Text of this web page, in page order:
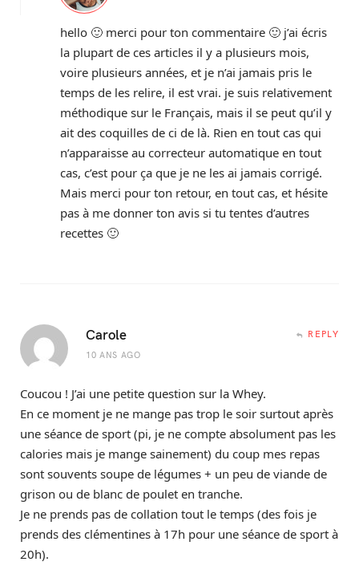
hello 🙂 merci pour ton commentaire 🙂 j’ai écris
la plupart de ces articles il y a plusieurs mois,
voire plusieurs années, et je n’ai jamais pris le
temps de les relire, il est vrai. je suis relativement
méthodique sur le Français, mais il se peut qu’il y
ait des coquilles de ci de là. Rien en tout cas qui
n’apparaisse au correcteur automatique en tout
cas, c’est pour ça que je ne les ai jamais corrigé.
Mais merci pour ton retour, en tout cas, et hésite
pas à me donner ton avis si tu tentes d’autres
recettes 🙂
Carole
10 ANS AGO
REPLY
Coucou ! J’ai une petite question sur la Whey.
En ce moment je ne mange pas trop le soir surtout après
une séance de sport (pi, je ne compte absolument pas les
calories mais je mange sainement) du coup mes repas
sont souvents soupe de légumes + un peu de viande de
grison ou de blanc de poulet en tranche.
Je ne prends pas de collation tout le temps (des fois je
prends des clémentines à 17h pour une séance de sport à
20h).